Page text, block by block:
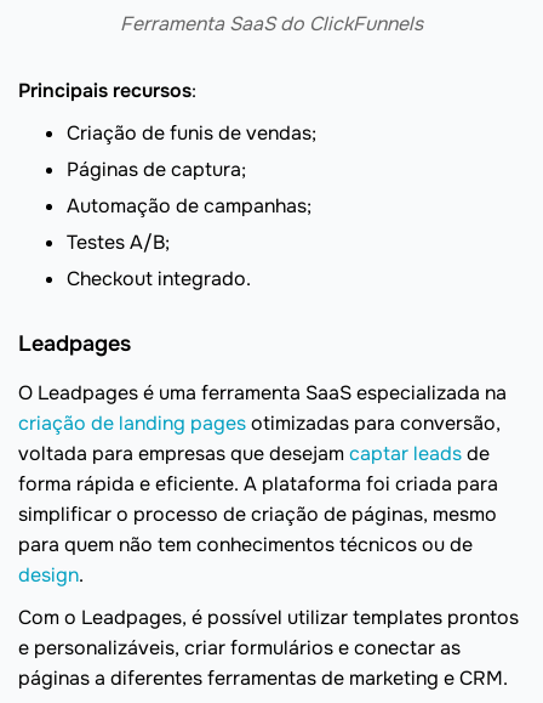
Ferramenta SaaS do ClickFunnels
Principais recursos:
Criação de funis de vendas;
Páginas de captura;
Automação de campanhas;
Testes A/B;
Checkout integrado.
Leadpages
O Leadpages é uma ferramenta SaaS especializada na
criação de landing pagesotimizadas para conversão,
voltada para empresas que desejamcaptar leadsde
forma rápida e eficiente. A plataforma foi criada para
simplificar o processo de criação de páginas, mesmo
para quem não tem conhecimentos técnicos ou de
design.
Com o Leadpages, é possível utilizar templates prontos
e personalizáveis, criar formulários e conectar as
páginas a diferentes ferramentas de marketing e CRM.